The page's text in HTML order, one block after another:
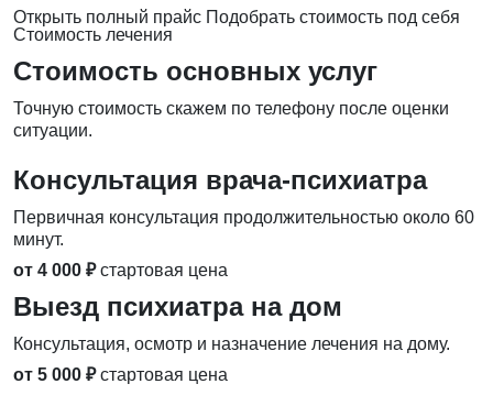
Открыть полный прайс Подобрать стоимость под себя
Стоимость лечения
Стоимость основных услуг
Точную стоимость скажем по телефону после оценки
ситуации.
Консультация врача-психиатра
Первичная консультация продолжительностью около 60
минут.
от 4 000 ₽ стартовая цена
Выезд психиатра на дом
Консультация, осмотр и назначение лечения на дому.
от 5 000 ₽ стартовая цена